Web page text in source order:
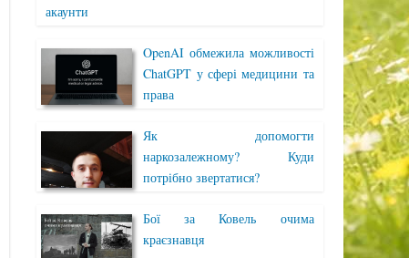
акаунти
OpenAI обмежила можливості
ChatGPT у сфері медицини та
права
Як допомогти
наркозалежному? Куди
потрібно звертатися?
Бої за Ковель очима
краєзнавця